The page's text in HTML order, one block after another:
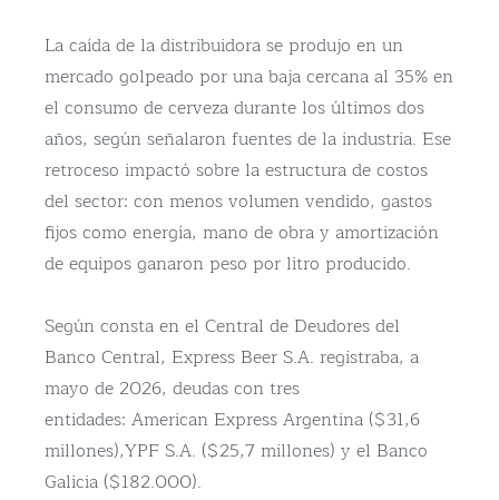
La caída de la distribuidora se produjo en un
mercado golpeado por una baja cercana al 35% en
el consumo de cerveza durante los últimos dos
años, según señalaron fuentes de la industria. Ese
retroceso impactó sobre la estructura de costos
del sector: con menos volumen vendido, gastos
fijos como energía, mano de obra y amortización
de equipos ganaron peso por litro producido.
Según consta en el Central de Deudores del
Banco Central, Express Beer S.A. registraba, a
mayo de 2026, deudas con tres
entidades: American Express Argentina ($31,6
millones),YPF S.A. ($25,7 millones) y el Banco
Galicia ($182.000).